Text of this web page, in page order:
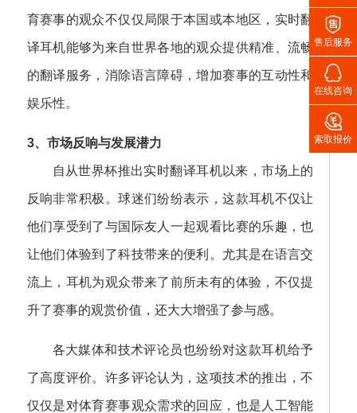
育赛事的观众不仅仅局限于本国或本地区，实时翻
译耳机能够为来自世界各地的观众提供精准、流畅
的翻译服务，消除语言障碍，增加赛事的互动性和
娱乐性。
3、市场反响与发展潜力
自从世界杯推出实时翻译耳机以来，市场上的
反响非常积极。球迷们纷纷表示，这款耳机不仅让
他们享受到了与国际友人一起观看比赛的乐趣，也
让他们体验到了科技带来的便利。尤其是在语言交
流上，耳机为观众带来了前所未有的体验，不仅提
升了赛事的观赏价值，还大大增强了参与感。
各大媒体和技术评论员也纷纷对这款耳机给予
了高度评价。许多评论认为，这项技术的推出，不
仅仅是对体育赛事观众需求的回应，也是人工智能

售后服务

在线咨询

索取报价